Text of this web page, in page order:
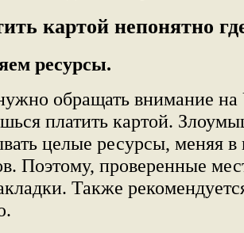
картой непонятно
ресурсы.
обращать внимание на
платить картой.
целые ресурсы, меняя в
Поэтому, проверенные
Также